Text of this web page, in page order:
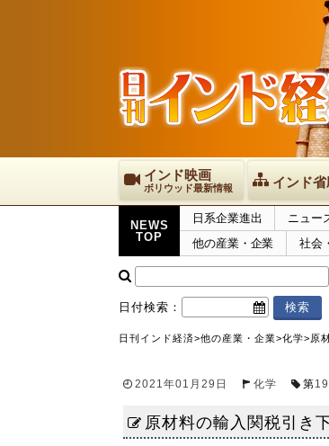
インド映画
ボリウッド最新情報 インド
NEWS
TOP
日系企業進出 ニュー
他の産業・企業
社会
日付検索：
日刊インド経済>他の産業・企業>化学>原
2021年01月29日 化学 第
原材料の輸入関税引き